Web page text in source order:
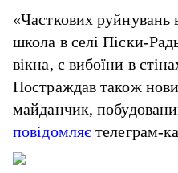
«Часткових руйнувань
школа в селі Піски-
вікна, є вибоїни в
Постраждав також
майданчик,
повідомляє телеграм-